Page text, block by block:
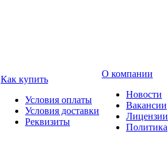
Как купить
Условия оплаты
Условия доставки
Реквизиты
О компании
Новости
Вакансии
Лицензии
Политика